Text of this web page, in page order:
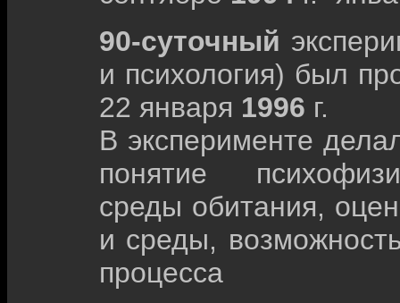
90-суточный
и психология) был
22 января 1996 г.
В эксперименте
понятие
среды обитания,
и среды,
процесса